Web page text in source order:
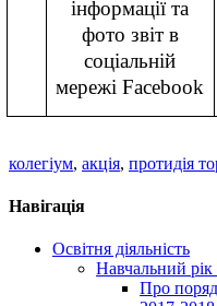
інформації та
фото звіт в
соціальній
мережіFacebook
колегіум, акція, протидія
Навігація
Освітня діяльність
Навчальний
Про